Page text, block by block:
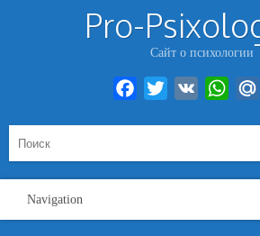
Pro-
Сайт о психологии
Facebook
Twitter VK
Navigation